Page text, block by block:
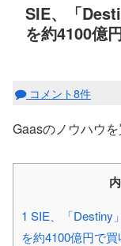
SIE、「
を約4100億
コメント8件
Gaasのノウハウ
1 SIE、「Destiny
を約4100億円で